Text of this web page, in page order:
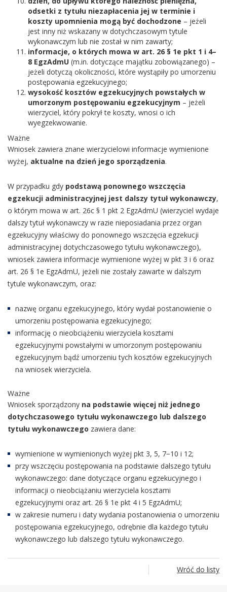
odsetki z tytułu niezapłacenia jej w terminie i
koszty upomnienia mogą być dochodzone – jeżeli
jest inny niż wskazany w dotychczasowym tytule
wykonawczym lub nie został w nim zawarty;
informacje, o których mowa w art. 26 § 1e pkt 1 i 4–
8 EgzAdmU (m.in. dotyczące majątku zobowiązanego) –
jeżeli dotyczą okoliczności, które wystąpiły po umorzeniu
postępowania egzekucyjnego;
wysokość kosztów egzekucyjnych powstałych w
umorzonym postępowaniu egzekucyjnym – jeżeli
wierzyciel, który pokrył te koszty, wnosi o ich
wyegzekwowanie.
Ważne
Wniosek zawiera znane wierzycielowi informacje wymienione
wyżej, aktualne na dzień jego sporządzenia.
W przypadku gdy podstawą ponownego wszczęcia
egzekucji administracyjnej jest dalszy tytuł wykonawczy,
o którym mowa w art. 26c § 1 pkt 2 EgzAdmU (wierzyciel wydaje
dalszy tytuł wykonawczy w razie nieposiadania przez organ
egzekucyjny właściwy do ponownego wszczęcia egzekucji
administracyjnej dotychczasowego tytułu wykonawczego),
wniosek zawiera informacje wymienione wyżej w pkt 3 i 6 oraz
art. 26 § 1e EgzAdmU, jeżeli nie zostały zawarte w dalszym
tytule wykonawczym, oraz:
nazwę organu egzekucyjnego, który wydał postanowienie o
umorzeniu postępowania egzekucyjnego;
informację o nieobciążeniu wierzyciela kosztami
egzekucyjnymi powstałymi w umorzonym postępowaniu
egzekucyjnym bądź umorzeniu tych kosztów egzekucyjnych
na wniosek wierzyciela.
Ważne
Wniosek sporządzony na podstawie więcej niż jednego
dotychczasowego tytułu wykonawczego lub dalszego
tytułu wykonawczego zawiera dane:
wymienione w wymienionych wyżej pkt 3, 5, 7−10 i 12;
przy wszczęciu postępowania na podstawie dalszego tytułu
wykonawczego: dane dotyczące organu egzekucyjnego i
informacji o nieobciążaniu wierzyciela kosztami
egzekucyjnymi oraz art. 26 § 1e pkt 4 i 5 EgzAdmU;
w zakresie numeru i daty wydania postanowienia o umorzeniu
postępowania egzekucyjnego, odrębnie dla każdego tytułu
wykonawczego lub dalszego tytułu wykonawczego.
Wróć do listy